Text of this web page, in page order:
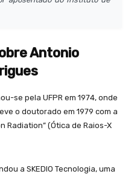
Antonio
se pela UFPR em 1974, onde
o doutorado em 1979 com a
Radiation” (Ótica de Raios-X
a SKEDIO Tecnologia, uma